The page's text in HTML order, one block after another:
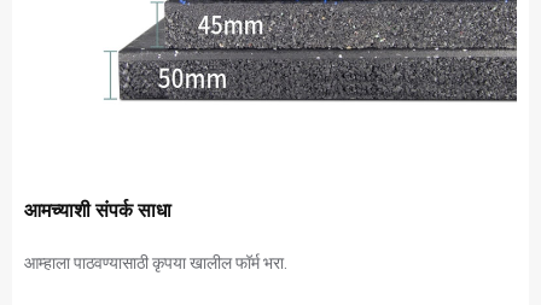
आमच्याशी संपर्क साधा
आम्हाला पाठवण्यासाठी कृपया खालील फॉर्म भरा.